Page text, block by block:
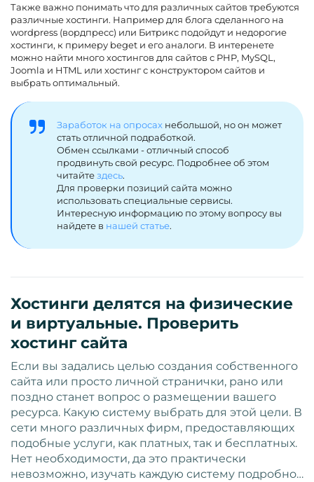
Также важно понимать что для различных сайтов требуются
различные хостинги. Например для блога сделанного на
wordpress (вордпресс) или Битрикс подойдут и недорогие
хостинги, к примеру beget и его аналоги. В интеренете
можно найти много хостингов для сайтов с PHP, MySQL,
Joomla и HTML или хостинг с конструктором сайтов и
выбрать оптимальный.
Заработок на опросах небольшой, но он может
стать отличной подработкой.
Обмен ссылками - отличный способ
продвинуть свой ресурс. Подробнее об этом
читайтездесь.
Для проверки позиций сайта можно
использовать специальные сервисы.
Интересную информацию по этому вопросу вы
найдете в нашей статье.
Хостинги делятся на физические
и виртуальные. Проверить
хостинг сайта
Если вы задались целью создания собственного
сайта или просто личной странички, рано или
поздно станет вопрос о размещении вашего
ресурса. Какую систему выбрать для этой цели. В
сети много различных фирм, предоставляющих
подобные услуги, как платных, так и бесплатных.
Нет необходимости, да это практически
невозможно, изучать каждую систему подробно…